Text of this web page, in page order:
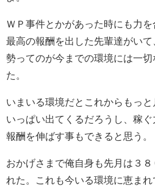
ＷＰ事件とかがあった時にも力
最高の報酬を出した先輩達がい
勢ってのが今までの環境には一
た。
いまいる環境だとこれからもっ
いっぱい出てくるだろうし、稼
報酬を伸ばす事もできると思う。
おかげさまで俺自身も先月は３
れた。これも今いる環境に恵ま